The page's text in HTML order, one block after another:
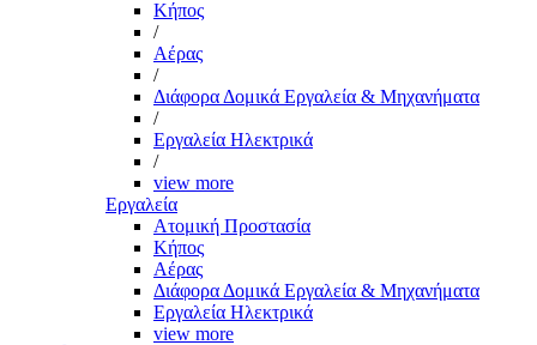
Kήπος
/
Αέρας
/
Διάφορα Δομικά Εργαλεία & Μηχανήματα
/
Εργαλεία Ηλεκτρικά
/
view more
Εργαλεία
Aτομική Προστασία
Kήπος
Αέρας
Διάφορα Δομικά Εργαλεία & Μηχανήματα
Εργαλεία Ηλεκτρικά
view more